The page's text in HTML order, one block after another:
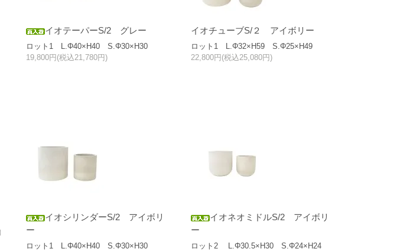
イオテーパーS/2 グレー
ロット1 L.Φ40×H40 S.Φ30×H30
19,800円(税込21,780円)
イオチューブS/２ アイボリー
ロット1 L.Φ32×H59 S.Φ25×H49
22,800円(税込25,080円)
イオシリンダーS/2 アイボリ
ー
ロット1 L.Φ40×H40 S.Φ30×H30
イオネオミドルS/2 アイボリ
ー
ロット2 L.Φ30.5×H30 S.Φ24×H24